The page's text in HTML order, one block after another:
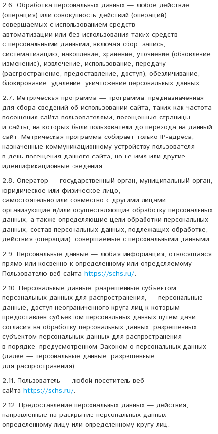
2.6. Обработка персональных данных — любое действие
(операция) или совокупность действий (операций),
совершаемых с использованием средств
автоматизации или без использования таких средств
с персональными данными, включая сбор, запись,
систематизацию, накопление, хранение, уточнение (обновление,
изменение), извлечение, использование, передачу
(распространение, предоставление, доступ), обезличивание,
блокирование, удаление, уничтожение персональных данных.
2.7. Метрическая программа — программа, предназначенная
для сбора сведений об использовании сайта, таких как частота
посещения сайта пользователями, посещенные страницы
и сайты, на которых были пользователи до перехода на данный
сайт. Метрическая программа собирает только IP-адреса,
назначенные коммуникационному устройству пользователя
в день посещения данного сайта, но не имя или другие
идентификационные сведения.
2.8. Оператор — государственный орган, муниципальный орган,
юридическое или физическое лицо,
самостоятельно или совместно с другими лицами
организующие и/или осуществляющие обработку персональных
данных, а также определяющие цели обработки персональных
данных, состав персональных данных, подлежащих обработке,
действия (операции), совершаемые с персональными данными.
2.9. Персональные данные — любая информация, относящаяся
прямо или косвенно к определенному или определяемому
Пользователю веб-сайта https://schs.ru/.
2.10. Персональные данные, разрешенные субъектом
персональных данных для распространения, — персональные
данные, доступ неограниченного круга лиц к которым
предоставлен субъектом персональных данных путем дачи
согласия на обработку персональных данных, разрешенных
субъектом персональных данных для распространения
в порядке, предусмотренном Законом о персональных данных
(далее — персональные данные, разрешенные
для распространения).
2.11. Пользователь — любой посетитель веб-
сайта https://schs.ru/.
2.12. Предоставление персональных данных — действия,
направленные на раскрытие персональных данных
определенному лицу или определенному кругу лиц.